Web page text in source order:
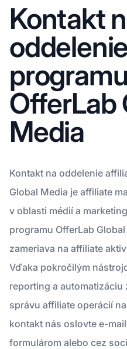
Kontakt
programu
OfferLab
Media
Kontakt na oddelenie
Global Media je affiliate
v oblasti médií a
programu OfferLab
zameriava na affiliate
Vďaka pokročilým
reporting a
správu affiliate operácií
kontakt nás oslovte e-
formulárom alebo cez